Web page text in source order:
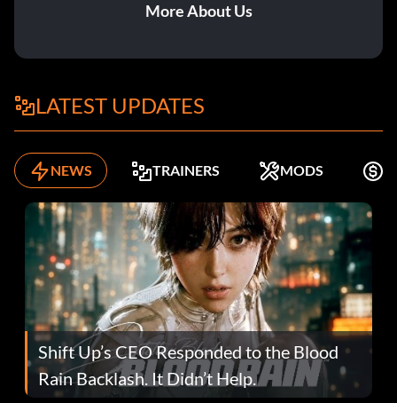
More About Us
LATEST UPDATES
NEWS TRAINERS MODS
Shift Up’s CEO Responded to the Blood
Rain Backlash. It Didn’t Help.